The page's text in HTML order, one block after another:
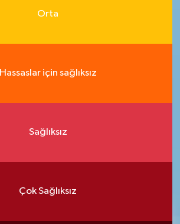
Orta
Hassaslar için sağlıksız
Sağlıksız
Çok Sağlıksız